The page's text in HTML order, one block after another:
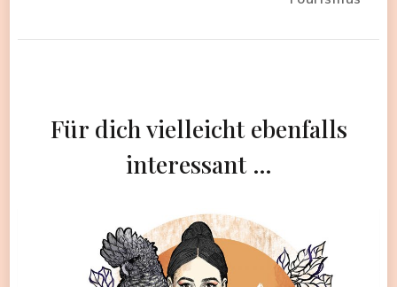
Für dich vielleicht ebenfalls
interessant …